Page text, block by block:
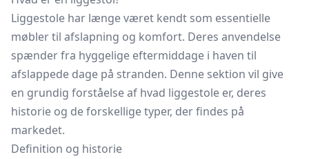
Liggestole har længe været kendt som essentielle
møbler til afslapning og komfort. Deres anvendelse
spænder fra hyggelige eftermiddage i haven til
afslappede dage på stranden. Denne sektion vil give
en grundig forståelse af hvad liggestole er, deres
historie og de forskellige typer, der findes på
markedet.
Definition og historie